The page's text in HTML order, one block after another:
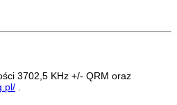
3702,5 KHz +/- QRM oraz